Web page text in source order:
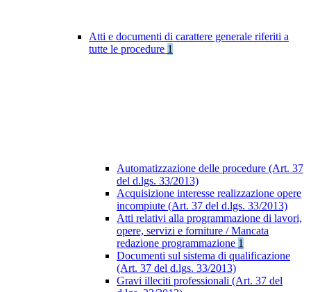
Atti e documenti di carattere generale riferiti a
tutte le procedure 1
Automatizzazione delle procedure (Art. 37
del d.lgs. 33/2013)
Acquisizione interesse realizzazione opere
incompiute (Art. 37 del d.lgs. 33/2013)
Atti relativi alla programmazione di lavori,
opere, servizi e forniture / Mancata
redazione programmazione 1
Documenti sul sistema di qualificazione
(Art. 37 del d.lgs. 33/2013)
Gravi illeciti professionali (Art. 37 del